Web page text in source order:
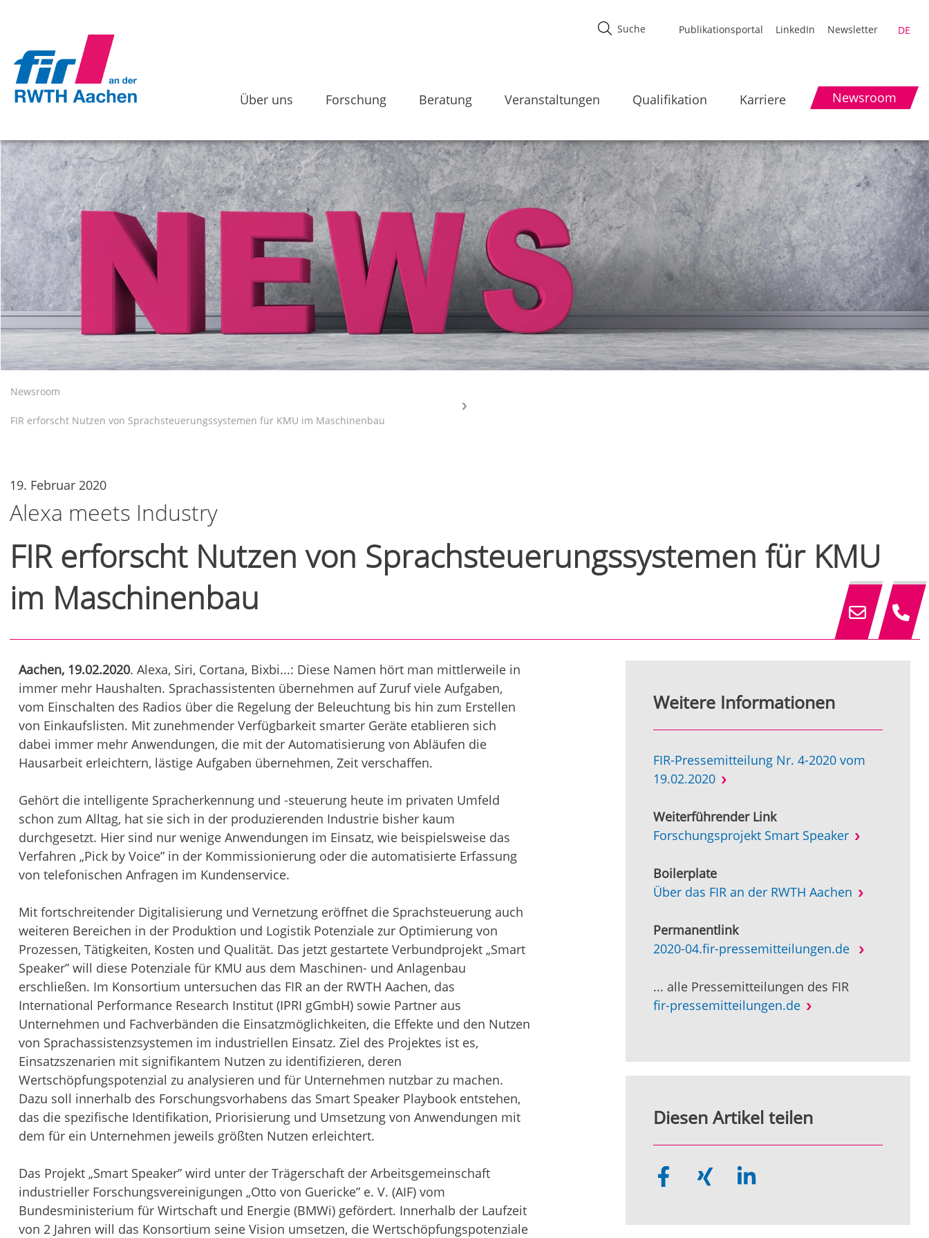
Publikationsportal LinkedIn Newsletter DE
Über uns Forschung Beratung Veranstaltungen Qualifikation Karriere Newsroom
Newsroom
FIR erforscht Nutzen von Sprachsteuerungssystemen für KMU im Maschinenbau
19. Februar 2020
Alexa meets Industry
FIR erforscht Nutzen von Sprachsteuerungssystemen für KMU
im Maschinenbau
Aachen, 19.02.2020. Alexa, Siri, Cortana, Bixbi...: Diese Namen hört man mittlerweile in
immer mehr Haushalten. Sprachassistenten übernehmen auf Zuruf viele Aufgaben,
vom Einschalten des Radios über die Regelung der Beleuchtung bis hin zum Erstellen
von Einkaufslisten. Mit zunehmender Verfügbarkeit smarter Geräte etablieren sich
dabei immer mehr Anwendungen, die mit der Automatisierung von Abläufen die
Hausarbeit erleichtern, lästige Aufgaben übernehmen, Zeit verschaffen.
Gehört die intelligente Spracherkennung und -steuerung heute im privaten Umfeld
schon zum Alltag, hat sie sich in der produzierenden Industrie bisher kaum
durchgesetzt. Hier sind nur wenige Anwendungen im Einsatz, wie beispielsweise das
Verfahren „Pick by Voice” in der Kommissionierung oder die automatisierte Erfassung
von telefonischen Anfragen im Kundenservice.
Mit fortschreitender Digitalisierung und Vernetzung eröffnet die Sprachsteuerung auch
weiteren Bereichen in der Produktion und Logistik Potenziale zur Optimierung von
Prozessen, Tätigkeiten, Kosten und Qualität. Das jetzt gestartete Verbundprojekt „Smart
Speaker” will diese Potenziale für KMU aus dem Maschinen- und Anlagenbau
erschließen. Im Konsortium untersuchen das FIR an der RWTH Aachen, das
International Performance Research Institut (IPRI gGmbH) sowie Partner aus
Unternehmen und Fachverbänden die Einsatzmöglichkeiten, die Effekte und den Nutzen
von Sprachassistenzsystemen im industriellen Einsatz. Ziel des Projektes ist es,
Einsatzszenarien mit signifikantem Nutzen zu identifizieren, deren
Wertschöpfungspotenzial zu analysieren und für Unternehmen nutzbar zu machen.
Dazu soll innerhalb des Forschungsvorhabens das Smart Speaker Playbook entstehen,
das die spezifische Identifikation, Priorisierung und Umsetzung von Anwendungen mit
dem für ein Unternehmen jeweils größten Nutzen erleichtert.
Das Projekt „Smart Speaker” wird unter der Trägerschaft der Arbeitsgemeinschaft
industrieller Forschungsvereinigungen „Otto von Guericke” e. V. (AIF) vom
Bundesministerium für Wirtschaft und Energie (BMWi) gefördert. Innerhalb der Laufzeit
von 2 Jahren will das Konsortium seine Vision umsetzen, die Wertschöpfungspotenziale
Weitere Informationen
FIR-Pressemitteilung Nr. 4-2020 vom
19.02.2020
Weiterführender Link
Forschungsprojekt Smart Speaker
Boilerplate
Über das FIR an der RWTH Aachen
Permanentlink
2020-04.fir-pressemitteilungen.de
... alle Pressemitteilungen des FIR
fir-pressemitteilungen.de
Diesen Artikel teilen